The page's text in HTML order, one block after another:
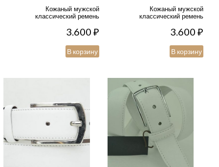
Кожаный мужской
классический ремень
3.600₽
В корзину
Кожаный мужской
классический ремень
3.600₽
В корзину